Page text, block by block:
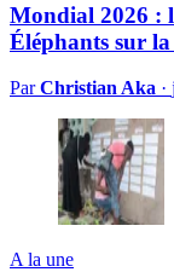
Mondial 2026 :
Éléphants sur
ParChristian Aka ·
A la une